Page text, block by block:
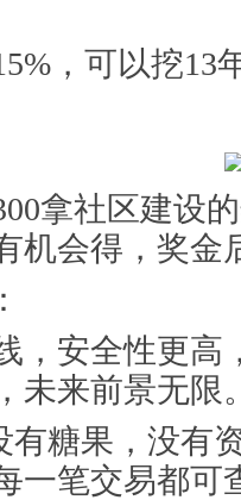
，可以挖13
拿社区建设
机会得，奖金
，安全性更高
未来前景无限。
糖果，没有
一笔交易都可